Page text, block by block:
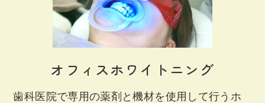
オフィスホワイトニング
歯科医院で専用の薬剤と機材を使用して行うホ